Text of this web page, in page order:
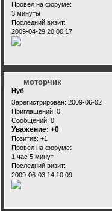
Провел на форуме:
3 минуты
Последний визит:
2009-04-29 20:00:17
моторчик
Нуб
Зарегистрирован: 2009-06-02
Приглашений: 0
Сообщений: 0
Уважение: +0
Позитив: +1
Провел на форуме:
1 час 5 минут
Последний визит:
2009-06-03 14:10:09